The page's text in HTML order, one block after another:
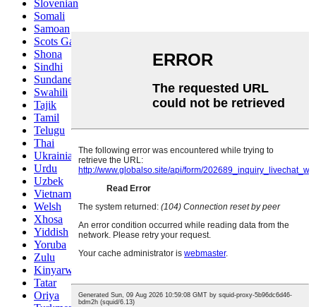
Slovenian
Somali
Samoan
Scots Gaelic
Shona
Sindhi
Sundanese
Swahili
Tajik
Tamil
Telugu
Thai
Ukrainian
Urdu
Uzbek
Vietnamese
Welsh
Xhosa
Yiddish
Yoruba
Zulu
Kinyarwanda
Tatar
Oriya